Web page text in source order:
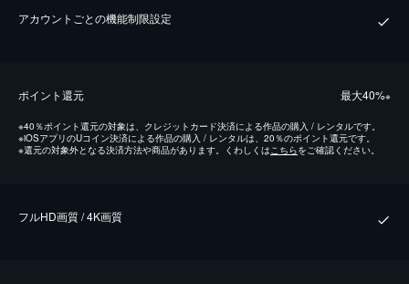
アカウントごとの機能制限設定
ポイント還元 最⼤40%※
※40％ポイント還元の対象は、クレジットカード決済による作品の購入 / レンタルです。
※iOSアプリのUコイン決済による作品の購入 / レンタルは、20％のポイント還元です。
※還元の対象外となる決済方法や商品があります。くわしくはこちらをご確認ください。
フルHD画質 / 4K画質